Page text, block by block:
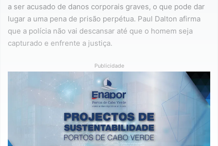
a ser acusado de danos corporais graves, o que pode dar
lugar a uma pena de prisão perpétua. Paul Dalton afirma
que a polícia não vai descansar até que o homem seja
capturado e enfrente a justiça.
Publicidade